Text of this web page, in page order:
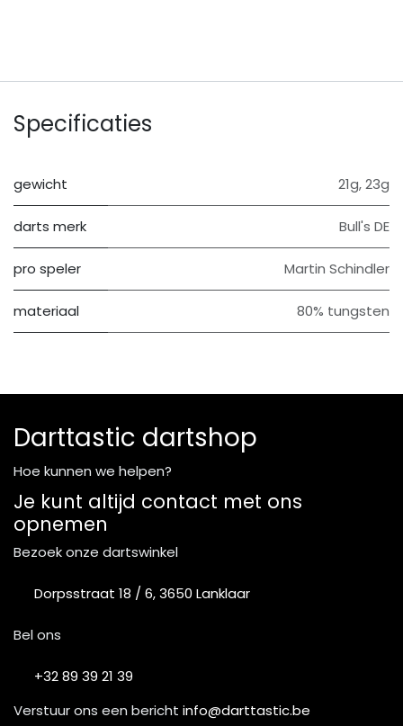
Specificaties
gewicht 21g,23g
darts merk Bull's DE
pro speler Martin Schindler
materiaal 80% tungsten
Darttastic dartshop
Hoe kunnen we helpen?
Je kunt altijd contact met ons
opnemen
Bezoek onze dartswinkel
Dorpsstraat 18 / 6, 3650 Lanklaar
Bel ons
+32 89 39 21 39
Verstuur ons een bericht info@darttastic.be